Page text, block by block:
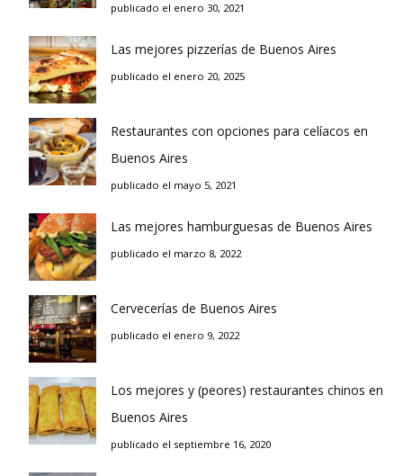
publicado el enero 30, 2021
Las mejores pizzerías de Buenos Aires
publicado el enero 20, 2025
Restaurantes con opciones para celíacos en
Buenos Aires
publicado el mayo 5, 2021
Las mejores hamburguesas de Buenos Aires
publicado el marzo 8, 2022
Cervecerías de Buenos Aires
publicado el enero 9, 2022
Los mejores y (peores) restaurantes chinos en
Buenos Aires
publicado el septiembre 16, 2020